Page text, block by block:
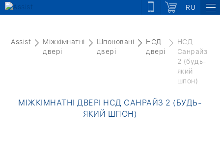
RU
Assist
Міжкімнатні
двері
Шпоновані
двері
НСД
двері
НСД
Санрайз
2 (будь-
який
шпон)
МІЖКІМНАТНІ ДВЕРІ НСД САНРАЙЗ 2 (БУДЬ-
ЯКИЙ ШПОН)